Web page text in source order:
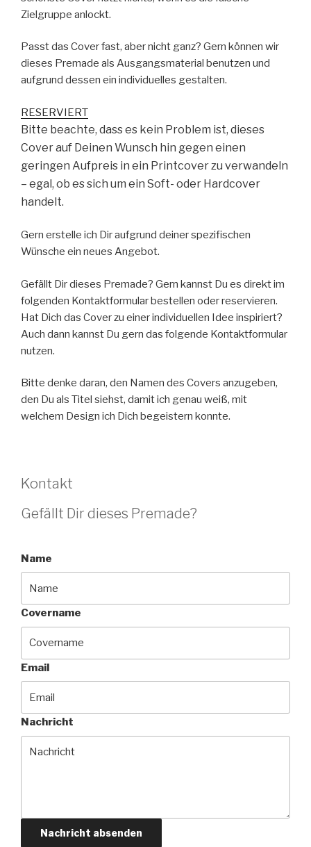
Zielgruppe anlockt.
Passt das Cover fast, aber nicht ganz? Gern können wir
dieses Premade als Ausgangsmaterial benutzen und
aufgrund dessen ein individuelles gestalten.
RESERVIERT
Bitte beachte, dass es kein Problem ist, dieses
Cover auf Deinen Wunsch hin gegen einen
geringen Aufpreis in ein Printcover zu verwandeln
– egal, ob es sich um ein Soft- oder Hardcover
handelt.
Gern erstelle ich Dir aufgrund deiner spezifischen
Wünsche ein neues Angebot.
Gefällt Dir dieses Premade? Gern kannst Du es direkt im
folgenden Kontaktformular bestellen oder reservieren.
Hat Dich das Cover zu einer individuellen Idee inspiriert?
Auch dann kannst Du gern das folgende Kontaktformular
nutzen.
Bitte denke daran, den Namen des Covers anzugeben,
den Du als Titel siehst, damit ich genau weiß, mit
welchem Design ich Dich begeistern konnte.
Kontakt
Gefällt Dir dieses Premade?
Name
Covername
Email
Nachricht
Nachricht absenden